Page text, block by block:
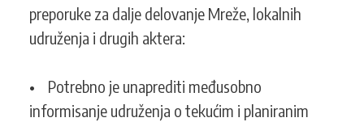
preporuke za dalje delovanje Mreže, lokalnih
udruženja i drugih aktera:
• Potrebno je unaprediti međusobno
informisanje udruženja o tekućim i planiranim